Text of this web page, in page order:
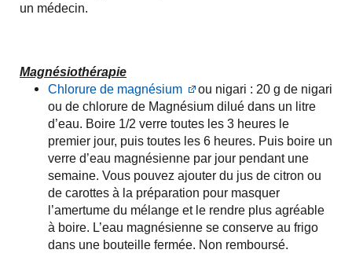
un médecin.
Magnésiothérapie
Chlorure de magnésium
ou nigari : 20 g de nigari
ou de chlorure de Magnésium dilué dans un litre
d’eau. Boire 1/2 verre toutes les 3 heures le
premier jour, puis toutes les 6 heures. Puis boire un
verre d’eau magnésienne par jour pendant une
semaine. Vous pouvez ajouter du jus de citron ou
de carottes à la préparation pour masquer
l’amertume du mélange et le rendre plus agréable
à boire. L’eau magnésienne se conserve au frigo
dans une bouteille fermée. Non remboursé.